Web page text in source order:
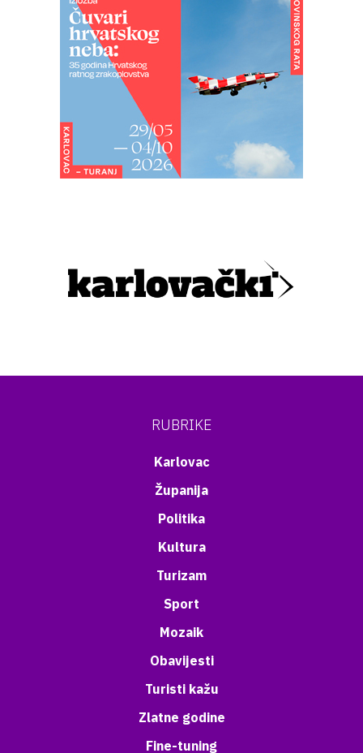
RUBRIKE
Karlovac
Županija
Politika
Kultura
Turizam
Sport
Mozaik
Obavijesti
Turisti kažu
Zlatne godine
Fine-tuning